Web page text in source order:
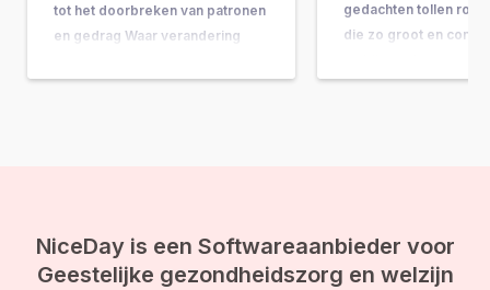
tot het doorbreken van patronen
en gedrag Waar verandering
concrete do’s & don’ts, tips &
waarom inzicht…
gedachten tollen
die zo groot en
lijken. Vragen als:
NiceDay is een Softwareaanbieder voor
Geestelijke gezondheidszorg en welzijn